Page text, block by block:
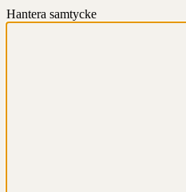
Hantera samtycke